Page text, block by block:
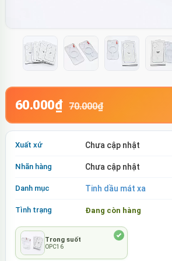
60.000₫ 70.000₫
Xuất xứ Chưa cập nhật
Nhãn hàng Chưa cập nhật
Danh mục Tinh dầu mát xa
Tình trạng Đang còn hàng
Trong suốt
OPC16